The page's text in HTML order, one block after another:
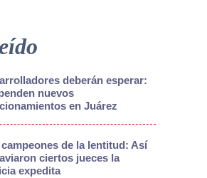
deberán esperar:
nuevos
en Juárez
de la lentitud: Así
ciertos jueces la
expedita